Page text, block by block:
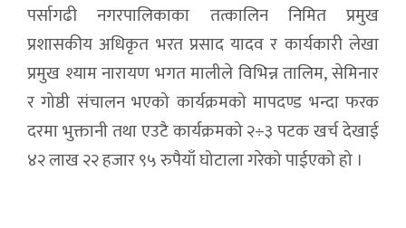
पर्सागढी नगरपालिकाका तत्कालिन निमित प्रमुख
प्रशासकीय अधिकृत भरत प्रसाद यादव र कार्यकारी लेखा
प्रमुख श्याम नारायण भगत मालीले विभिन्न तालिम, सेमिनार
र गोष्ठी संचालन भएको कार्यक्रमको मापदण्ड भन्दा फरक
दरमा भुक्तानी तथा एउटै कार्यक्रमको २÷३ पटक खर्च देखाई
४२ लाख २२ हजार ९५ रुपैयाँ घोटाला गरेको पाईएको हो ।